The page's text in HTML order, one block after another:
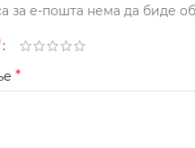
за е-пошта нема да биде
*